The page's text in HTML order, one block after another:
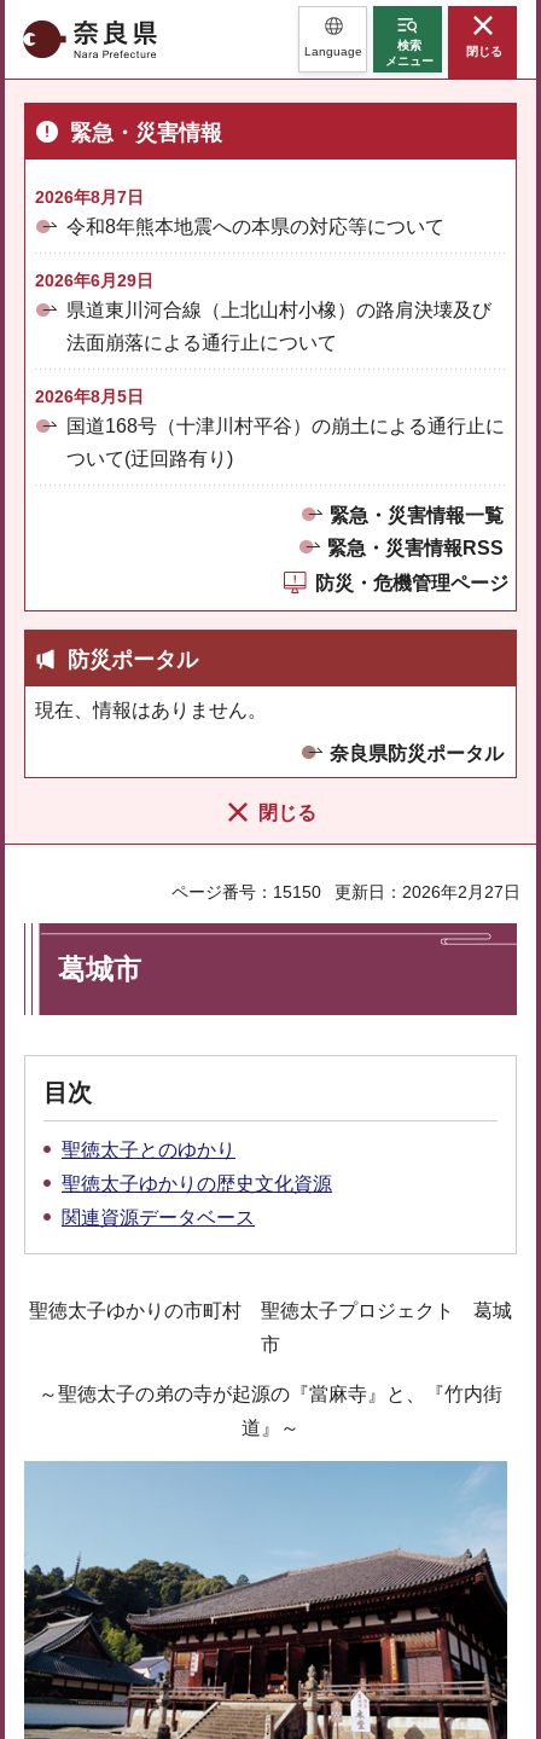
奈良県 Language
検索
メニュー
閉じる
緊急・災害情報
2026年8月7日
令和8年熊本地震への本県の対応等について
2026年6月29日
県道東川河合線（上北山村小橡）の路肩決壊及び
法面崩落による通行止について
2026年8月5日
国道168号（十津川村平谷）の崩土による通行止に
ついて(迂回路有り)
緊急・災害情報一覧
緊急・災害情報RSS
防災・危機管理ページ
防災ポータル
現在、情報はありません。
奈良県防災ポータル
閉じる
ページ番号：15150 更新日：2026年2月27日
葛城市
目次
聖徳太子とのゆかり
聖徳太子ゆかりの歴史文化資源
関連資源データベース
聖徳太子ゆかりの市町村 聖徳太子プロジェクト 葛城
市
～聖徳太子の弟の寺が起源の『當麻寺』と、『竹内街
道』～